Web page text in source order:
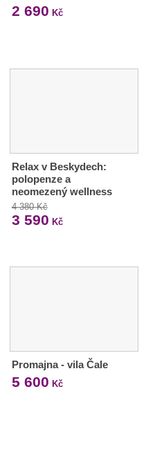
2 690 Kč
Relax v Beskydech:
polopenze a
neomezený wellness
4 380 Kč
3 590 Kč
Promajna - vila Čale
5 600 Kč